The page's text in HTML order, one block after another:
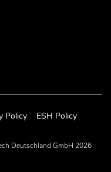
Policy ESH Policy
Deutschland GmbH 2026